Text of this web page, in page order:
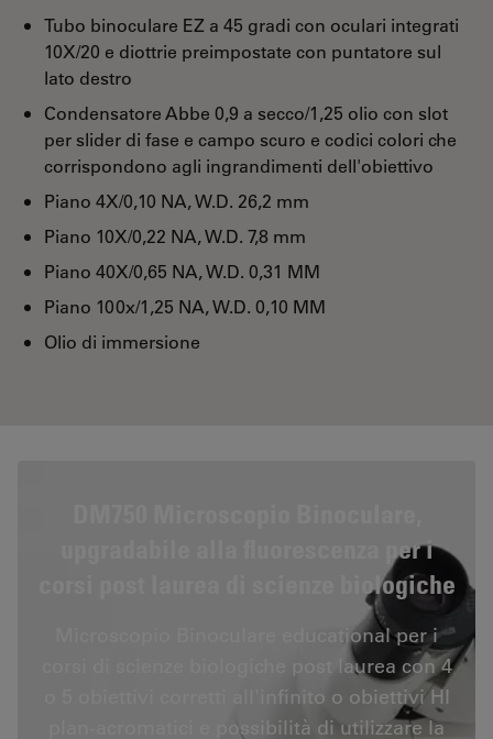
Tubo binoculare EZ a 45 gradi con oculari integrati
10X/20 e diottrie preimpostate con puntatore sul
lato destro
Condensatore Abbe 0,9 a secco/1,25 olio con slot
per slider di fase e campo scuro e codici colori che
corrispondono agli ingrandimenti dell'obiettivo
Piano 4X/0,10 NA, W.D. 26,2 mm
Piano 10X/0,22 NA, W.D. 7,8 mm
Piano 40X/0,65 NA, W.D. 0,31 MM
Piano 100x/1,25 NA, W.D. 0,10 MM
Olio di immersione
upgradabile alla fluorescenza per i
corsi post laurea di scienze biologiche
Microscopio Binoculare educational per i
corsi di scienze biologiche post laurea con 4
o 5 obiettivi corretti all'infinito o obiettivi HI
plan-acromatici e possibilità di utilizzare la